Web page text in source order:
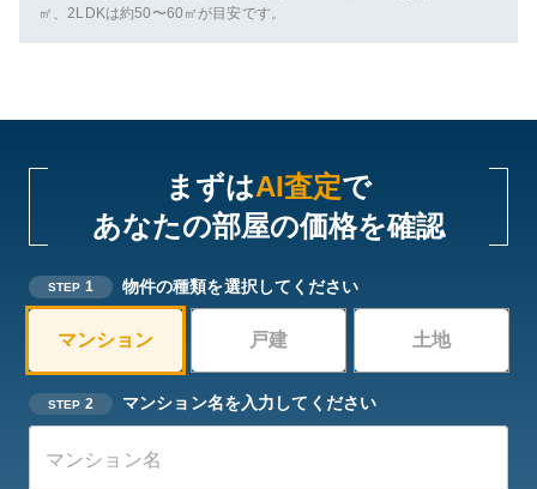
㎡、2LDKは約50〜60㎡が目安です。
まずはAI査定で
あなたの部屋の価格を確認
STEP 1 物件の種類を選択してください
マンション 戸建 土地
STEP 2 マンション名を入力してください